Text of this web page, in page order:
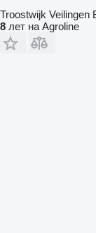
Troostwijk Veilingen
8 лет на Agroline